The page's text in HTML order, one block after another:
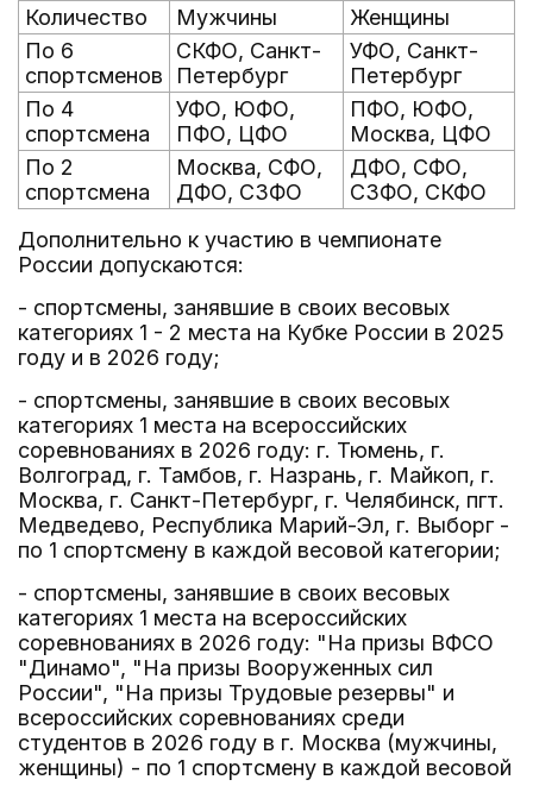
Количество
Мужчины
Женщины
По 6
спортсменов
СКФО, Санкт-
Петербург
УФО, Санкт-
Петербург
По 4
спортсмена
УФО, ЮФО,
ПФО, ЦФО
ПФО, ЮФО,
Москва, ЦФО
По 2
спортсмена
Москва, СФО,
ДФО, СЗФО
ДФО, СФО,
СЗФО, СКФО
Дополнительно к участию в чемпионате
России допускаются:
- спортсмены, занявшие в своих весовых
категориях 1 - 2 места на Кубке России в 2025
году и в 2026 году;
- спортсмены, занявшие в своих весовых
категориях 1 места на всероссийских
соревнованиях в 2026 году: г. Тюмень, г.
Волгоград, г. Тамбов, г. Назрань, г. Майкоп, г.
Москва, г. Санкт-Петербург, г. Челябинск, пгт.
Медведево, Республика Марий-Эл, г. Выборг -
по 1 спортсмену в каждой весовой категории;
- спортсмены, занявшие в своих весовых
категориях 1 места на всероссийских
соревнованиях в 2026 году: "На призы ВФСО
"Динамо", "На призы Вооруженных сил
России", "На призы Трудовые резервы" и
всероссийских соревнованиях среди
студентов в 2026 году в г. Москва (мужчины,
женщины) - по 1 спортсмену в каждой весовой